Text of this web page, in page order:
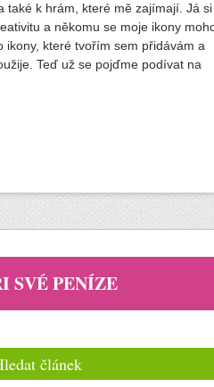
také k hrám, které mě zajímají. Já si
a někomu se moje ikony
ikony, které tvořím sem přidávám a
Teď už se pojďme podívat na
SVÉ PENÍZE
článek